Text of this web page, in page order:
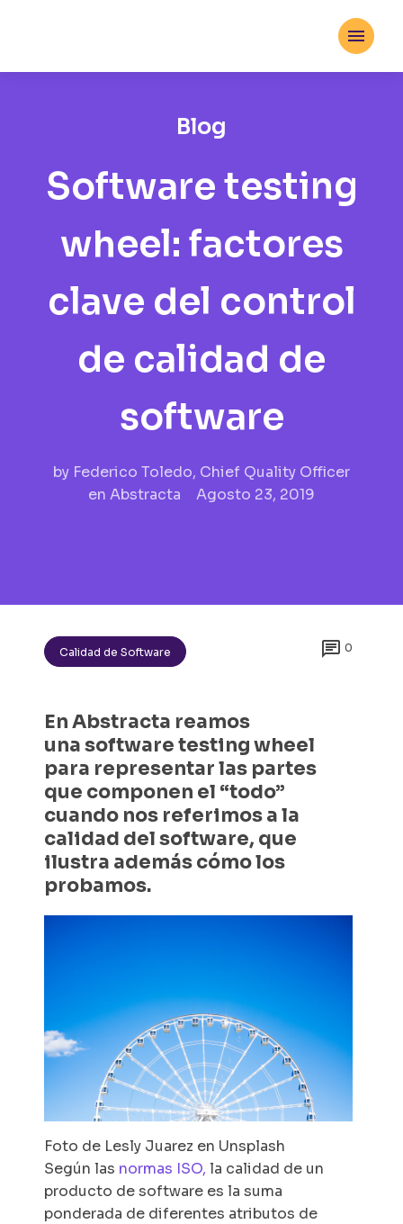

Blog
Software testing
wheel: factores
clave del control
de calidad de
software
by Federico Toledo, Chief Quality Officer
en Abstracta
Agosto 23, 2019
Calidad de Software  0
En Abstracta reamos
unasoftware testing wheel
para representar las partes
que componen el “todo”
cuando nos referimos a la
calidad del software, que
ilustra además cómo los
probamos.
Foto de Lesly Juarez en Unsplash
Según las normas ISO, la calidad de un
producto de software es la suma
ponderada de diferentes atributos de